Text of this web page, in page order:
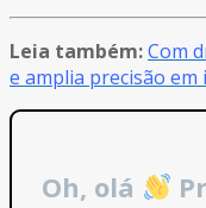
Leia também:Com
e amplia precisão
Oh, olá